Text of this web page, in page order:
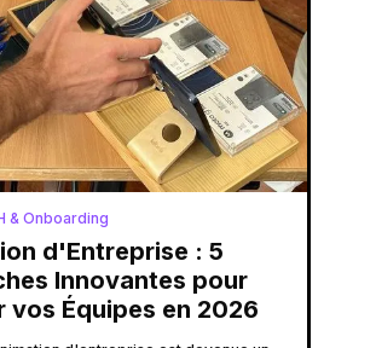
& Onboarding
d'Entreprise : 5
Innovantes pour
vos Équipes en 2026